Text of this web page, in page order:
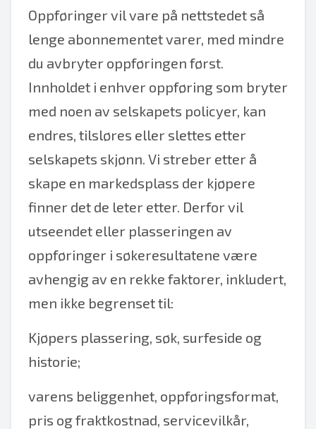
Oppføringer vil vare på nettstedet så
lenge abonnementet varer, med mindre
du avbryter oppføringen først.
Innholdet i enhver oppføring som bryter
med noen av selskapets policyer, kan
endres, tilsløres eller slettes etter
selskapets skjønn. Vi streber etter å
skape en markedsplass der kjøpere
finner det de leter etter. Derfor vil
utseendet eller plasseringen av
oppføringer i søkeresultatene være
avhengig av en rekke faktorer, inkludert,
men ikke begrenset til:
Kjøpers plassering, søk, surfeside og
historie;
varens beliggenhet, oppføringsformat,
pris og fraktkostnad, servicevilkår,